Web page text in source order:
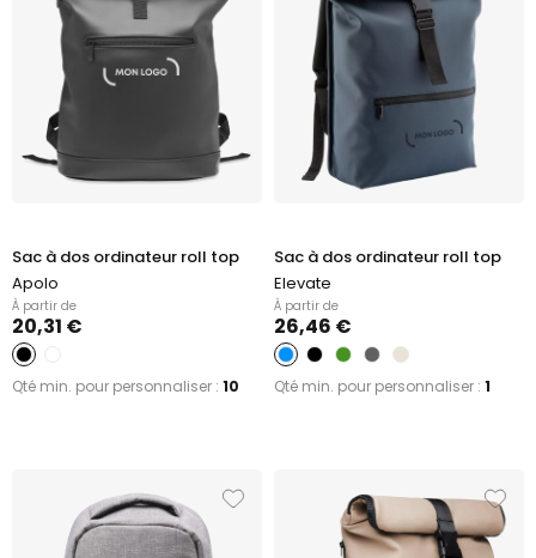
Sac à dos ordinateur roll top
Apolo
À partir de
20,31 €
Qté min. pour personnaliser : 10
Sac à dos ordinateur roll top
Elevate
À partir de
26,46 €
Qté min. pour personnaliser : 1